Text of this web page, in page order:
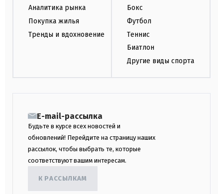
Аналитика рынка
Покупка жилья
Тренды и вдохновение
Бокс
Футбол
Теннис
Биатлон
Другие виды спорта
E-mail-рассылка
Будьте в курсе всех новостей и
обновлений! Перейдите на страницу наших
рассылок, чтобы выбрать те, которые
соответствуют вашим интересам.
К РАССЫЛКАМ